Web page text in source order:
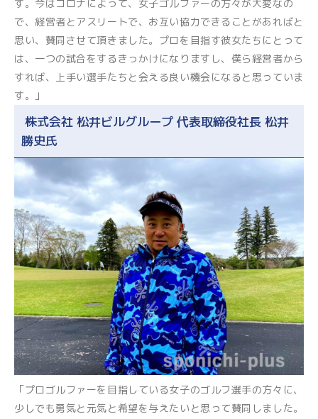
す。今はコロナによって、女子ゴルファーの方々が大変なの
で、経営者とアスリートで、お互い協力できることがあればと
思い、賛同させて頂きました。プロを目指す彼女たちにとって
は、一つの試合をするきっかけになりますし、僕ら経営者から
すれば、上手い選手たちと会える良い機会になると思っていま
す。」
株式会社 松井ビルグループ 代表取締役社長 松井
勝史氏
「プロゴルファーを目指している女子のゴルフ選手の方々に、
少しでも勇気と元気と希望を与えたいと思って賛同しました。